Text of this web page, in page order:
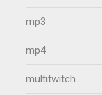
mp3
mp4
multitwitch